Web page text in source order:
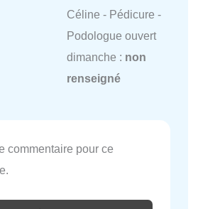
Céline - Pédicure -
Podologue ouvert
dimanche : non
renseigné
commentaire pour ce